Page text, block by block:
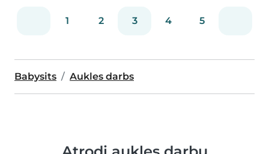
1 2 3 4 5
Babysits Aukles darbs